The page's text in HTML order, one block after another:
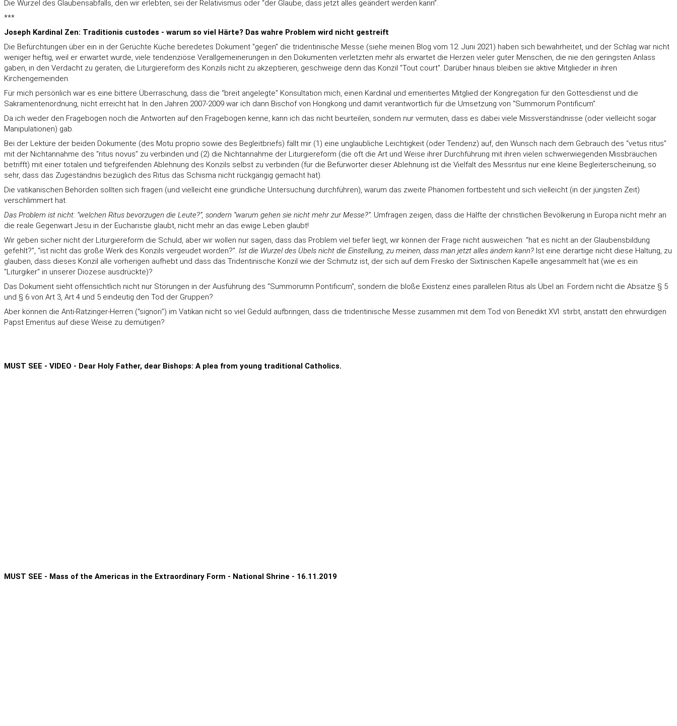
Die Wurzel des Glaubensabfalls, den wir erlebten, sei der Relativismus oder “der Glaube, dass jetzt alles geändert werden kann”.
***
Joseph Kardinal Zen: Traditionis custodes - warum so viel Härte? Das wahre Problem wird nicht gestreift
Die Befürchtungen über ein in der Gerüchte Küche beredetes Dokument "gegen" die tridentinische Messe (siehe meinen Blog vom 12. Juni 2021) haben sich bewahrheitet, und der Schlag war nicht
weniger heftig, weil er erwartet wurde, viele tendenziöse Verallgemeinerungen in den Dokumenten verletzten mehr als erwartet die Herzen vieler guter Menschen, die nie den geringsten Anlass
gaben, in den Verdacht zu geraten, die Liturgiereform des Konzils nicht zu akzeptieren, geschweige denn das Konzil "Tout court". Darüber hinaus bleiben sie aktive Mitglieder in ihren
Kirchengemeinden.
Für mich persönlich war es eine bittere Überraschung, dass die “breit angelegte” Konsultation mich, einen Kardinal und emeritiertes Mitglied der Kongregation für den Gottesdienst und die
Sakramentenordnung, nicht erreicht hat. In den Jahren 2007-2009 war ich dann Bischof von Hongkong und damit verantwortlich für die Umsetzung von “Summorum Pontificum”.
Da ich weder den Fragebogen noch die Antworten auf den Fragebogen kenne, kann ich das nicht beurteilen, sondern nur vermuten, dass es dabei viele Missverständnisse (oder vielleicht sogar
Manipulationen) gab.
Bei der Lektüre der beiden Dokumente (des Motu proprio sowie des Begleitbriefs) fällt mir (1) eine unglaubliche Leichtigkeit (oder Tendenz) auf, den Wunsch nach dem Gebrauch des “vetus ritus"
mit der Nichtannahme des “ritus novus” zu verbinden und (2) die Nichtannahme der Liturgiereform (die oft die Art und Weise ihrer Durchführung mit ihren vielen schwerwiegenden Missbräuchen
betrifft) mit einer totalen und tiefgreifenden Ablehnung des Konzils selbst zu verbinden (für die Befürworter dieser Ablehnung ist die Vielfalt des Messritus nur eine kleine Begleiterscheinung, so
sehr, dass das Zugeständnis bezüglich des Ritus das Schisma nicht rückgängig gemacht hat).
Die vatikanischen Behörden sollten sich fragen (und vielleicht eine gründliche Untersuchung durchführen), warum das zweite Phänomen fortbesteht und sich vielleicht (in der jüngsten Zeit)
verschlimmert hat.
Das Problem ist nicht: “welchen Ritus bevorzugen die Leute?”, sondern “warum gehen sie nicht mehr zur Messe?”. Umfragen zeigen, dass die Hälfte der christlichen Bevölkerung in Europa nicht mehr an
die reale Gegenwart Jesu in der Eucharistie glaubt, nicht mehr an das ewige Leben glaubt!
Wir geben sicher nicht der Liturgiereform die Schuld, aber wir wollen nur sagen, dass das Problem viel tiefer liegt, wir können der Frage nicht ausweichen: “hat es nicht an der Glaubensbildung
gefehlt?”, “ist nicht das große Werk des Konzils vergeudet worden?”. Ist die Wurzel des Übels nicht die Einstellung, zu meinen, dass man jetzt alles ändern kann? Ist eine derartige nicht diese Haltung, zu
glauben, dass dieses Konzil alle vorherigen aufhebt und dass das Tridentinische Konzil wie der Schmutz ist, der sich auf dem Fresko der Sixtinischen Kapelle angesammelt hat (wie es ein
"Liturgiker" in unserer Diözese ausdrückte)?
Das Dokument sieht offensichtlich nicht nur Störungen in der Ausführung des “Summorumn Pontificum", sondern die bloße Existenz eines parallelen Ritus als Übel an. Fordern nicht die Absätze § 5
und § 6 von Art 3, Art 4 und 5 eindeutig den Tod der Gruppen?
Aber können die Anti-Ratzinger-Herren (“signori”) im Vatikan nicht so viel Geduld aufbringen, dass die tridentinische Messe zusammen mit dem Tod von Benedikt XVI. stirbt, anstatt den ehrwürdigen
Papst Emeritus auf diese Weise zu demütigen?
MUST SEE - VIDEO - Dear Holy Father, dear Bishops: A plea from young traditional Catholics.
MUST SEE - Mass of the Americas in the Extraordinary Form - National Shrine - 16.11.2019